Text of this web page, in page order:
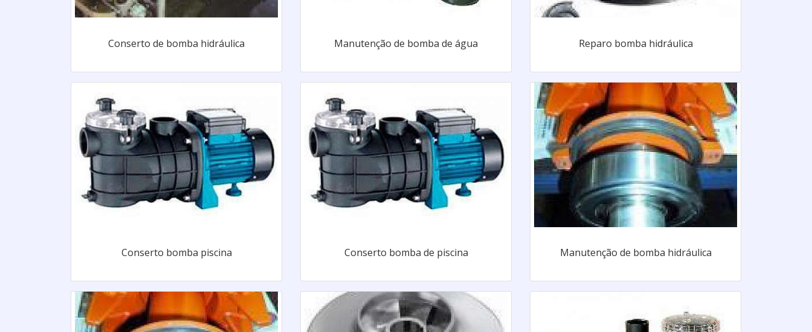
Conserto de bomba hidráulica Manutenção de bomba de água Reparo bomba hidráulica
Conserto bomba piscina Conserto bomba de piscina Manutenção de bomba hidráulica